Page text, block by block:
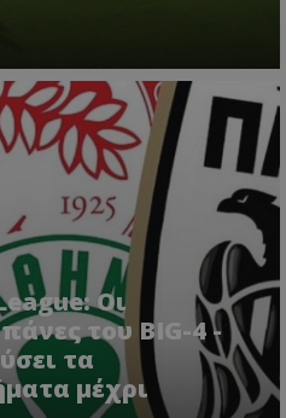
Οι
του BIG-4 -
τα
μέχρι